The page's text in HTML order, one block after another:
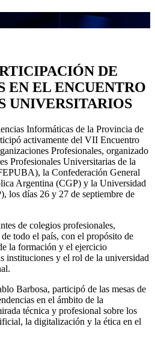
DE
EN EL ENCUENTRO
UNIVERSITARIOS
Informáticas de la Provincia de
activamente del VII Encuentro
Profesionales, organizado
Profesionales Universitarias de la
la Confederación General
Argentina (CGP) y la Universidad
los días 26 y 27 de septiembre de
de colegios profesionales,
todo el país, con el propósito de
la formación y el ejercicio
instituciones y el rol de la universidad
Barbosa, participó de las mesas de
en el ámbito de la
técnica y profesional sobre los
la digitalización y la ética en el